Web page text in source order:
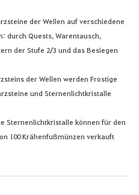
der Wellen auf verschiedene
durch Quests, Warentausch,
der Stufe 2/3 und das Besiegen
der Wellen werden Frostige
und Sternenlichtkristalle
Sternenlichtkristalle können für den
100 Krähenfußmünzen verkauft